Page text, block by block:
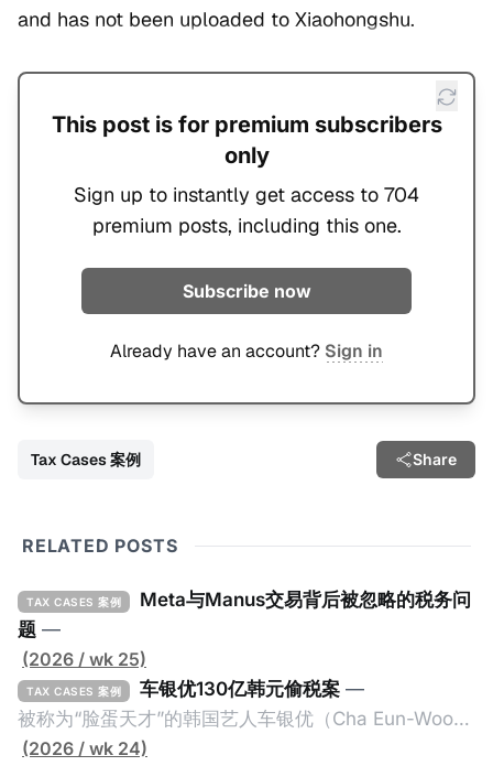
and has not been uploaded to Xiaohongshu.
This post is for premium subscribers
only
Sign up to instantly get access to 704
premium posts, including this one.
Subscribe now
Already have an account? Sign in
Tax Cases 案例 Share
RELATED POSTS
TAX CASES 案例
Meta与Manus交易背后被忽略的税务问
题 —
(2026 / wk 25)
TAX CASES 案例 车银优130亿韩元偷税案 —
被称为“脸蛋天才”的韩国艺人车银优（Cha Eun-Woo，
原名：李东敏）以零瑕疵的完美人设著称。但是，在
(2026 / wk 24)